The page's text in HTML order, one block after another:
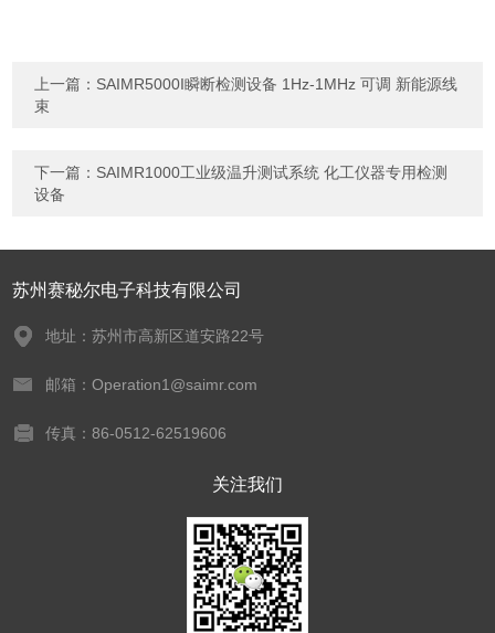
上一篇： SAIMR5000I瞬断检测设备 1Hz-1MHz 可调 新能源线
束
下一篇： SAIMR1000工业级温升测试系统 化工仪器专用检测
设备
苏州赛秘尔电子科技有限公司
地址：苏州市高新区道安路22号
邮箱：Operation1@saimr.com
传真：86-0512-62519606
关注我们